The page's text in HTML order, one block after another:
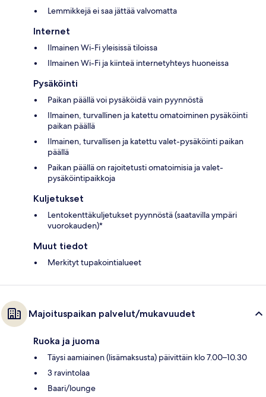
Lemmikkejä ei saa jättää valvomatta
Internet
Ilmainen Wi-Fi yleisissä tiloissa
Ilmainen Wi-Fi ja kiinteä internetyhteys huoneissa
Pysäköinti
Paikan päällä voi pysäköidä vain pyynnöstä
Ilmainen, turvallinen ja katettu omatoiminen pysäköinti
paikan päällä
Ilmainen, turvallisen ja katettu valet-pysäköinti paikan
päällä
Paikan päällä on rajoitetusti omatoimisia ja valet-
pysäköintipaikkoja
Kuljetukset
Lentokenttäkuljetukset pyynnöstä (saatavilla ympäri
vuorokauden)*
Muut tiedot
Merkityt tupakointialueet
Majoituspaikan palvelut/mukavuudet
Ruoka ja juoma
Täysi aamiainen (lisämaksusta) päivittäin klo 7.00–10.30
3 ravintolaa
Baari/lounge